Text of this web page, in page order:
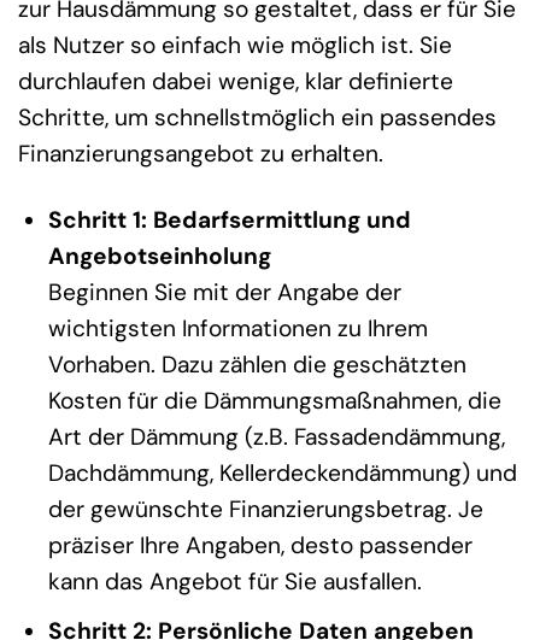
zur Hausdämmung so gestaltet, dass er für Sie
als Nutzer so einfach wie möglich ist. Sie
durchlaufen dabei wenige, klar definierte
Schritte, um schnellstmöglich ein passendes
Finanzierungsangebot zu erhalten.
Schritt 1: Bedarfsermittlung und
Angebotseinholung
Beginnen Sie mit der Angabe der
wichtigsten Informationen zu Ihrem
Vorhaben. Dazu zählen die geschätzten
Kosten für die Dämmungsmaßnahmen, die
Art der Dämmung (z.B. Fassadendämmung,
Dachdämmung, Kellerdeckendämmung) und
der gewünschte Finanzierungsbetrag. Je
präziser Ihre Angaben, desto passender
kann das Angebot für Sie ausfallen.
Schritt 2: Persönliche Daten angeben